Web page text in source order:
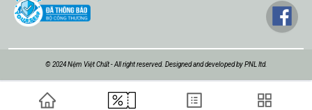
© 2024 Nệm Việt Chất - All right reserved. Designed and developed by PNL ltd.